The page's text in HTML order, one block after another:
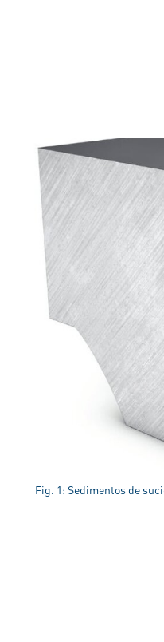
Fig. 1: Sedimentos de